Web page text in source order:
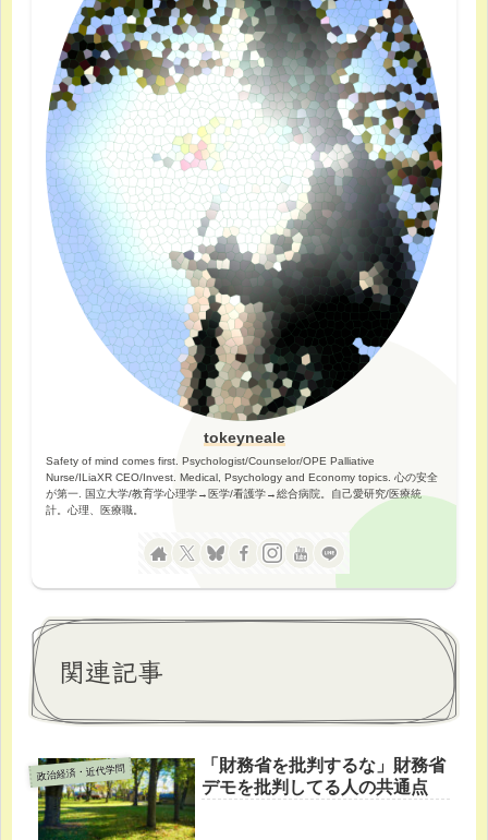
tokeyneale
Safety of mind comes first. Psychologist/Counselor/OPE Palliative
Nurse/ILiaXR CEO/Invest. Medical, Psychology and Economy topics. 心の安全
が第一. 国立大学/教育学心理学→医学/看護学→総合病院。自己愛研究/医療統
計。心理、医療職。
関連記事
政治経済・近代学問
「財務省を批判するな」財務省
デモを批判してる人の共通点